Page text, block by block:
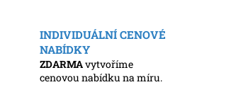
INDIVIDUÁLNÍ CENOVÉ
NABÍDKY
ZDARMAvytvoříme
cenovou nabídku na míru.